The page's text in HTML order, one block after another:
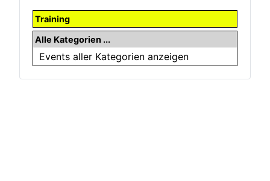
Training
Alle Kategorien ...
Events aller Kategorien anzeigen